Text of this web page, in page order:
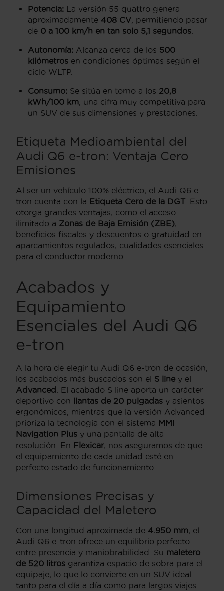
Potencia: La versión 55 quattro genera
aproximadamente 408 CV, permitiendo pasar
de 0 a 100 km/h en tan solo 5,1 segundos
Autonomía: Alcanza cerca de los 500
kilómetros en condiciones óptimas según el
ciclo WLTP.
Consumo: Se sitúa en torno a los 20,8
kWh/100 km, una cifra muy competitiva para
un SUV de sus dimensiones y prestaciones.
Etiqueta Medioambiental del
Audi Q6 e-tron: Ventaja Cero
Emisiones
Al ser un vehículo 100% eléctrico, el Audi Q6 e-
tron cuenta con la Etiqueta Cero de la DGT . Esto
otorga grandes ventajas, como el acceso
ilimitado a Zonas de Baja Emisión (ZBE),
beneficios fiscales y descuentos o gratuidad en
aparcamientos regulados, cualidades esenciales
para el conductor moderno.
Acabados y
Equipamiento
Esenciales del Audi Q6
e-tron
A la hora de elegir tu Audi Q6 e-tron de ocasión,
los acabados más buscados son el S line y el
Advanced
. El acabado S line aporta un carácter
deportivo con llantas de 20 pulgadas y asientos
ergonómicos, mientras que la versión Advanced
prioriza la tecnología con el sistema MMI
Navigation Plus y una pantalla de alta
resolución. En Flexicar, nos aseguramos de que
el equipamiento de cada unidad esté en
perfecto estado de funcionamiento.
Dimensiones Precisas y
Capacidad del Maletero
Con una longitud aproximada de 4.950 mm, el
Audi Q6 e-tron ofrece un equilibrio perfecto
entre presencia y maniobrabilidad. Su maletero
de 520 litros garantiza espacio de sobra para el
equipaje, lo que lo convierte en un SUV ideal
tanto para el día a día como para largos viajes